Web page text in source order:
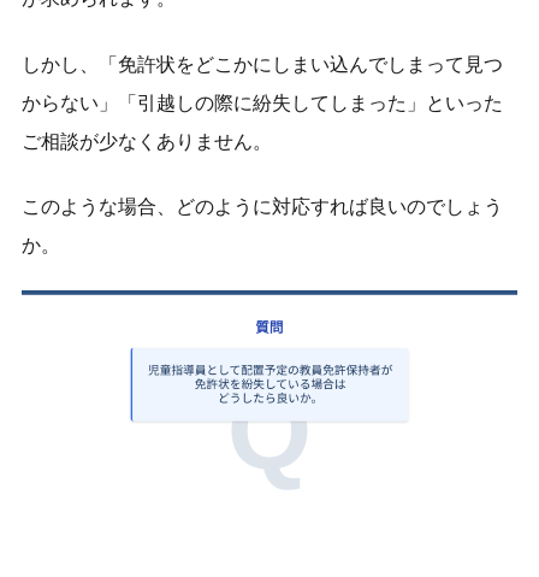
しかし、「免許状をどこかにしまい込んでしまって見つ
からない」「引越しの際に紛失してしまった」といった
ご相談が少なくありません。
このような場合、どのように対応すれば良いのでしょう
か。